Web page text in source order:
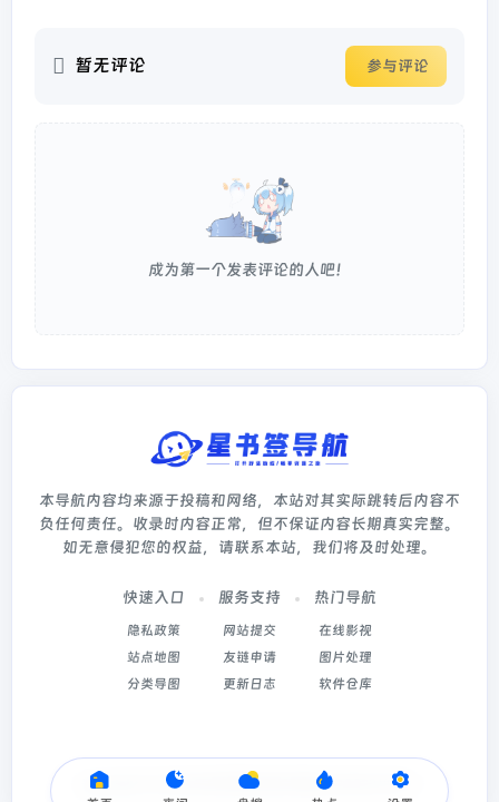
暂无评论 参与评论
成为第一个发表评论的人吧！
本导航内容均来源于投稿和网络，本站对其实际跳转后内容不
负任何责任。收录时内容正常，但不保证内容长期真实完整。
如无意侵犯您的权益，请联系本站，我们将及时处理。
快速入口
隐私政策
站点地图
分类导图
服务支持
网站提交
友链申请
更新日志
热门导航
在线影视
图片处理
软件仓库
Copyright © 2026 星书签导航 冀ICP备2022003214号-5